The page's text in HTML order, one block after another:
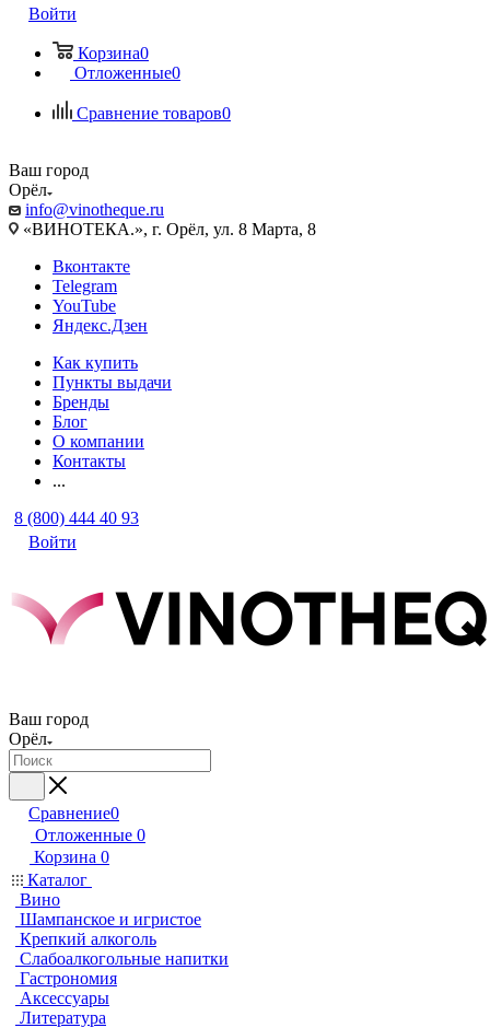
Войти
Корзина0
Отложенные0
Сравнение товаров0
Ваш город
Орёл
info@vinotheque.ru
«ВИНОТЕКА.», г. Орёл, ул. 8 Марта, 8
Вконтакте
Telegram
YouTube
Яндекс.Дзен
Как купить
Пункты выдачи
Бренды
Блог
О компании
Контакты
...
8 (800) 444 40 93
Войти
Ваш город
Орёл
Сравнение0
Отложенные 0
Корзина 0
Каталог
Вино
Шампанское и игристое
Крепкий алкоголь
Слабоалкогольные напитки
Гастрономия
Аксессуары
Литература